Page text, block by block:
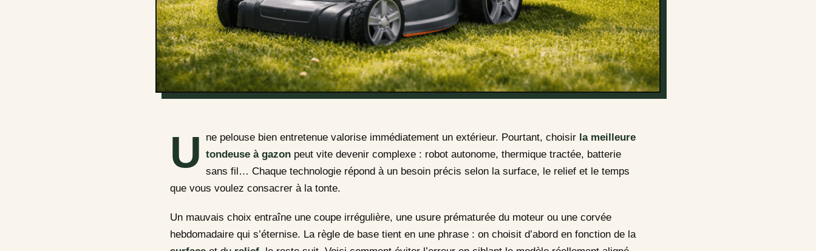
U ne pelouse bien entretenue valorise immédiatement un extérieur. Pourtant, choisir la meilleure
tondeuse à gazon peut vite devenir complexe : robot autonome, thermique tractée, batterie
sans fil… Chaque technologie répond à un besoin précis selon la surface, le relief et le temps
que vous voulez consacrer à la tonte.
Un mauvais choix entraîne une coupe irrégulière, une usure prématurée du moteur ou une corvée
hebdomadaire qui s’éternise. La règle de base tient en une phrase : on choisit d’abord en fonction de la